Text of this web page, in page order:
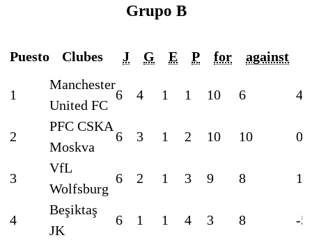
Grupo B
Puesto Clubes J G E P for against
1
Manchester
United FC
6 4 1 1 10 6 4
2
PFC CSKA
Moskva
6 3 1 2 10 10 0
3
VfL
Wolfsburg
6 2 1 3 9 8 1
4
Beşiktaş
JK
6 1 1 4 3 8 -5